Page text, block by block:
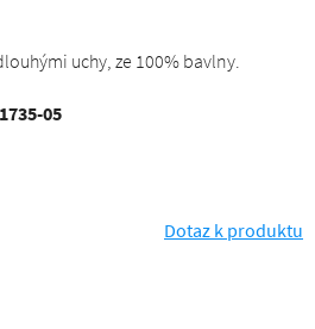
uchy, ze 100% bavlny.
05
Dotaz k produktu